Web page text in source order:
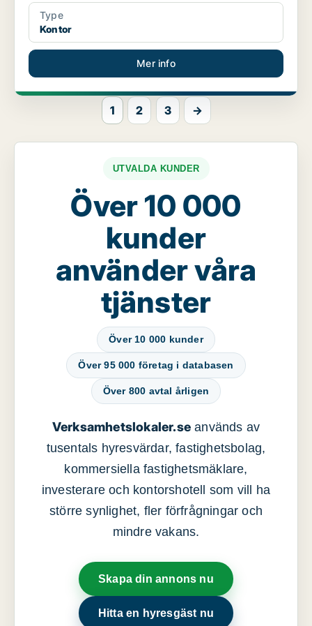
Type
Kontor
Mer info
1 2 3 →
UTVALDA KUNDER
Över 10 000
kunder
använder våra
tjänster
Över 10 000 kunder
Över 95 000 företag i databasen
Över 800 avtal årligen
Verksamhetslokaler.se används av
tusentals hyresvärdar, fastighetsbolag,
kommersiella fastighetsmäklare,
investerare och kontorshotell som vill ha
större synlighet, fler förfrågningar och
mindre vakans.
Skapa din annons nu
Hitta en hyresgäst nu